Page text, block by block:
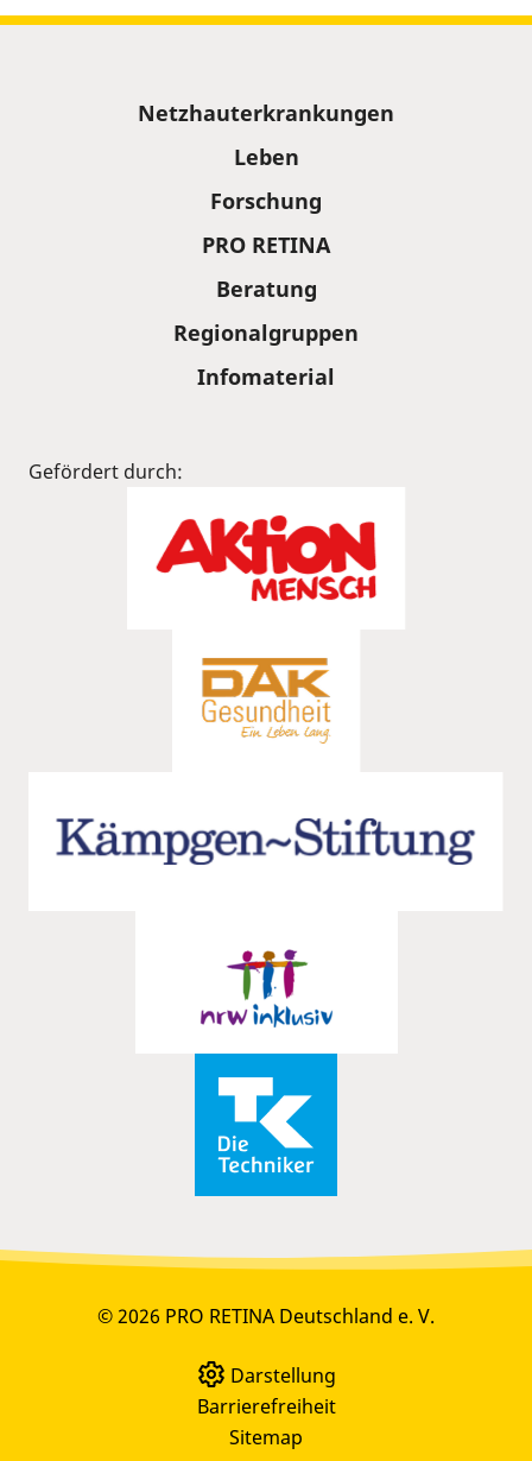
Netzhauterkrankungen
Leben
Forschung
PRO RETINA
Beratung
Regionalgruppen
Infomaterial
Gefördert durch:
© 2026 PRO RETINA Deutschland e. V.
Darstellung
Barrierefreiheit
Sitemap